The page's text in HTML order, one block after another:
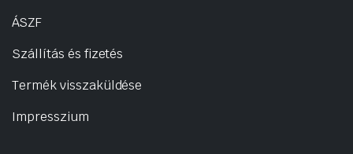
ÁSZF
Szállítás és fizetés
Termék visszaküldése
Impresszium